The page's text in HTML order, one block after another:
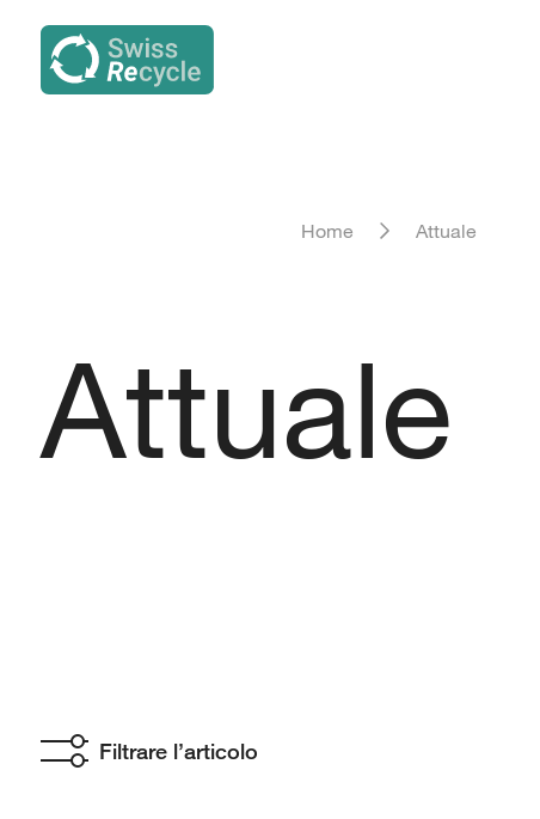
Home Attuale
Attuale
Filtrare l’articolo